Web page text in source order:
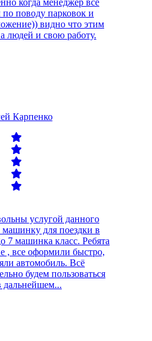
когда менеджер всё
поводу парковок и
видно что этим
людей и свою работу.
Карпенко
услугой данного
машинку для поездки в
7 машинка класс. Ребята
, все оформили быстро,
автомобиль. Всё
будем пользоваться
дальнейшем...